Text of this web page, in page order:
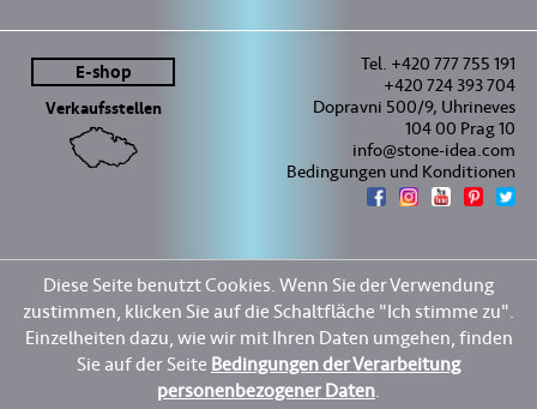
E-shop
Verkaufsstellen
Tel. +420 777 755 191
+420 724 393 704
Dopravni 500/9, Uhrineves
104 00 Prag 10
info@stone-idea.com
Bedingungen und Konditionen
Diese Seite benutzt Cookies. Wenn Sie der Verwendung
zustimmen, klicken Sie auf die Schaltfläche "Ich stimme zu".
Einzelheiten dazu, wie wir mit Ihren Daten umgehen, finden
Sie auf der SeiteBedingungen der Verarbeitung
personenbezogener Daten.